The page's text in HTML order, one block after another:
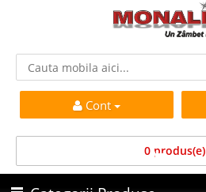
Cont
0 produs(e)